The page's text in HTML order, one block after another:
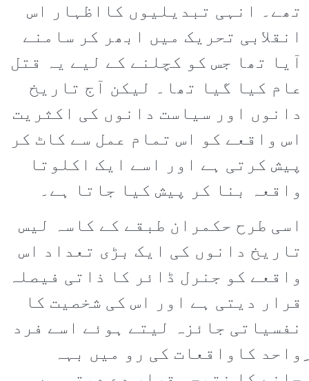
تھے۔ انہی تبدیلیوں کااظہار اس
انقلابی تحریک میں ابھر کر سامنے
آیا تھا جس کو کچلنے کے لیے یہ قتل
عام کیا گیا تھا۔ لیکن آج تاریخ
دانوں اور سیاست دانوں کی اکثریت
اس واقعے کو اس تمام عمل سے کاٹ کر
پیش کرتی ہے اور اسے ایک اکلوتا
واقعہ بنا کر پیش کیا جاتا ہے۔
اسی طرح حکمران طبقے کے کاسہ لیس
تاریخ دانوں کی ایک بڑی تعداد اس
واقعے کو جنرل ڈائر کا ذاتی فیصلہ
قرار دیتی ہے اور اس کی شخصیت کا
نفسیاتی جائزہ لیتے ہوئے اسے فرد
ِواحد کاواقعات کی رو میں بہہ